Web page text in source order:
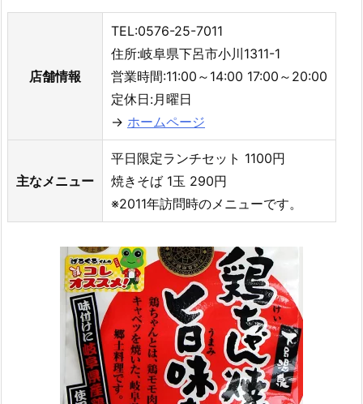
店舗情報
TEL:0576-25-7011
住所:岐阜県下呂市小川1311-1
営業時間:11:00～14:00 17:00～20:00
定休日:月曜日
→ ホームページ
主なメニュー
平日限定ランチセット 1100円
焼きそば 1玉 290円
※2011年訪問時のメニューです。